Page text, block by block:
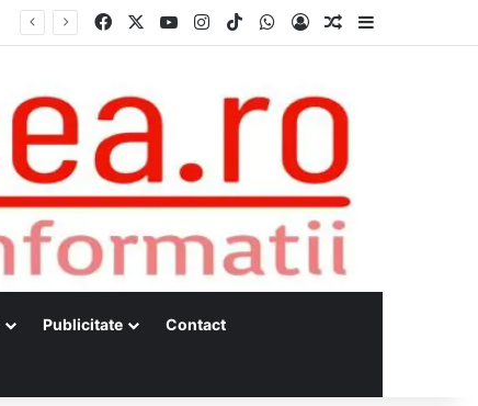
Facebook YouTubeInstagram
TikTokWhatsApp
Log InRandom Article
Publicitate Contact